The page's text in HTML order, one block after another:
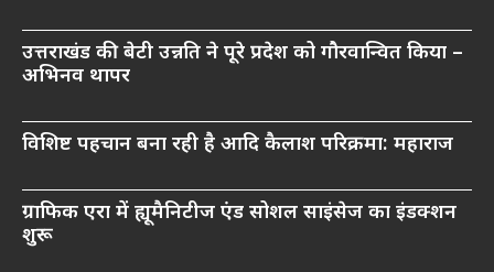
उत्तराखंड की बेटी उन्नति ने पूरे प्रदेश को गौरवान्वित किया –
अभिनव थापर
विशिष्ट पहचान बना रही है आदि कैलाश परिक्रमा: महाराज
ग्राफिक एरा में ह्यूमैनिटीज एंड सोशल साइंसेज का इंडक्शन
शुरू